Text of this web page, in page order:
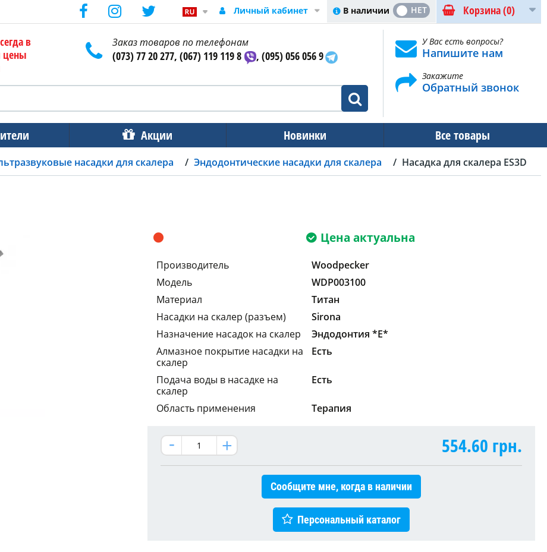
Корзина(0)
В наличии
ДА НЕТ
Личный кабинет
в
цены
Заказ товаров по телефонам
(073) 77 20 277, (067) 119 119 8 , (095) 056 056 9
У Вас есть вопросы?
Напишите нам
Закажите
Обратный звонок
Акции Новинки Все товары
насадки для скалера Эндодонтические насадки для скалера Насадка для скалера ES3D
Цена актуальна
Производитель
Woodpecker
Модель
WDP003100
Материал
Титан
Насадки на скалер (разъем)
Sirona
Назначение насадок на скалер
Эндодонтия *E*
Алмазное покрытие насадки на
скалер
Есть
Подача воды в насадке на
скалер
Есть
Область применения Терапия
554.60 грн.
Сообщите мне, когда в наличии
Персональный каталог